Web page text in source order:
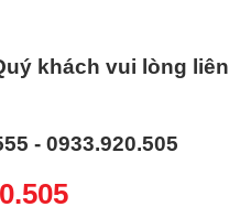
khách vui lòng
- 0933.920.505